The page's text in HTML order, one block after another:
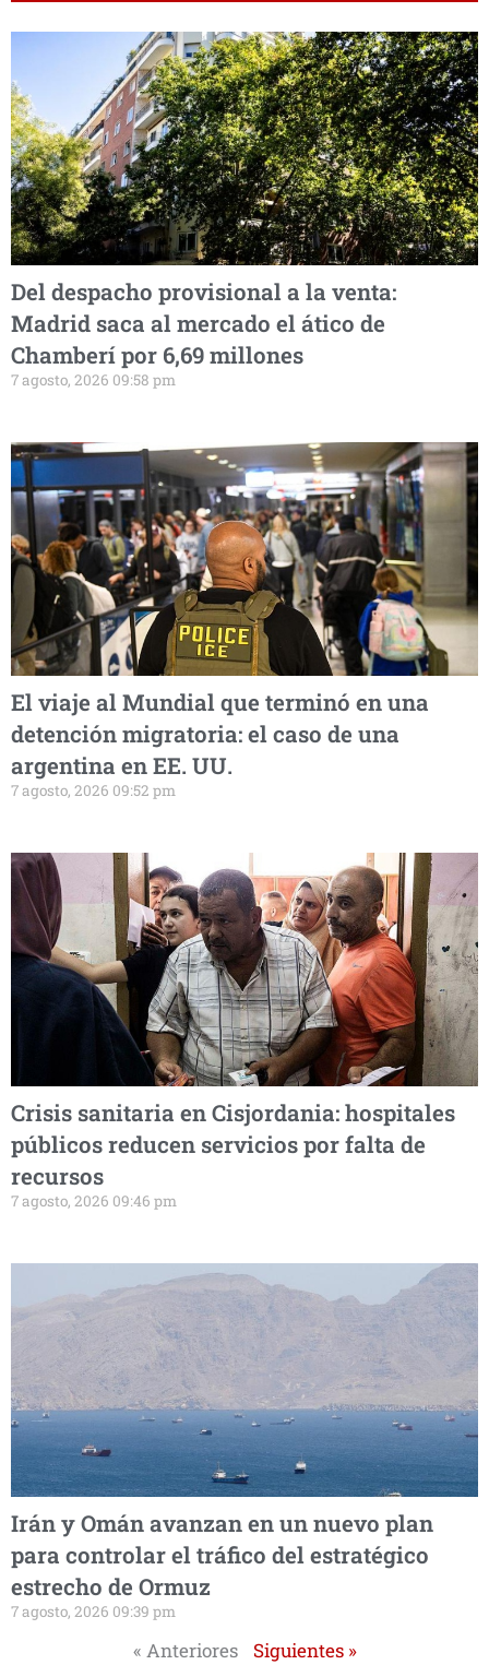
Del despacho provisional a la venta:
Madrid saca al mercado el ático de
Chamberí por 6,69 millones
7 agosto, 2026 09:58 pm
El viaje al Mundial que terminó en una
detención migratoria: el caso de una
argentina en EE. UU.
7 agosto, 2026 09:52 pm
Crisis sanitaria en Cisjordania: hospitales
públicos reducen servicios por falta de
recursos
7 agosto, 2026 09:46 pm
Irán y Omán avanzan en un nuevo plan
para controlar el tráfico del estratégico
estrecho de Ormuz
7 agosto, 2026 09:39 pm
« Anteriores Siguientes »